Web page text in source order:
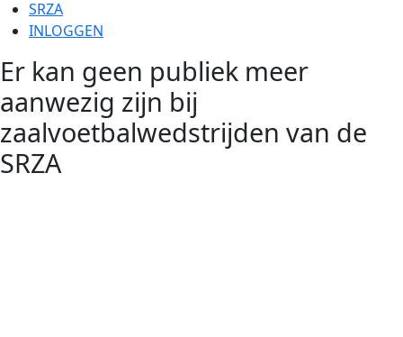
SRZA
INLOGGEN
Er kan geen publiek meer
aanwezig zijn bij
zaalvoetbalwedstrijden van de
SRZA